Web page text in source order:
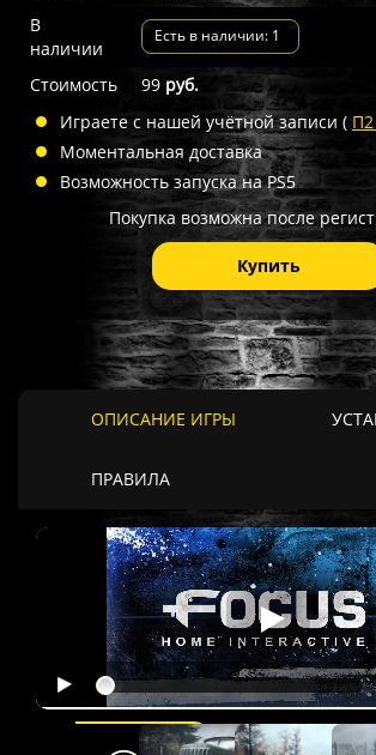
В
наличии
Есть в наличии: 1
Стоимость 99 руб.
Играете с нашей учётной записи ( П2
Моментальная доставка
Возможность запуска на PS5
Покупка возможна после
Купить
ОПИСАНИЕ ИГРЫ
ПРАВИЛА